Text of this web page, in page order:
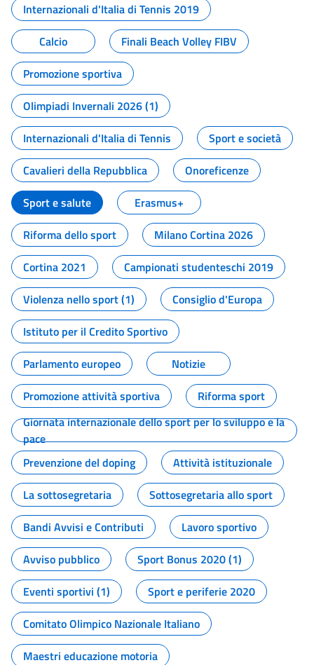
Internazionali d'Italia di Tennis 2019
Calcio
Finali Beach Volley FIBV
Promozione sportiva
Olimpiadi Invernali 2026 (1)
Internazionali d'Italia di Tennis
Sport e società
Cavalieri della Repubblica
Onoreficenze
Sport e salute
Erasmus+
Riforma dello sport
Milano Cortina 2026
Cortina 2021
Campionati studenteschi 2019
Violenza nello sport (1)
Consiglio d'Europa
Istituto per il Credito Sportivo
Parlamento europeo
Notizie
Promozione attività sportiva
Riforma sport
Giornata internazionale dello sport per lo sviluppo e la
pace
Prevenzione del doping
Attività istituzionale
La sottosegretaria
Sottosegretaria allo sport
Bandi Avvisi e Contributi
Lavoro sportivo
Avviso pubblico
Sport Bonus 2020 (1)
Eventi sportivi (1)
Sport e periferie 2020
Comitato Olimpico Nazionale Italiano
Maestri educazione motoria